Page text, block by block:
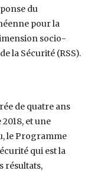
du
pour la
socio-
la Sécurité (RSS).
de quatre ans
et une
le Programme
qui est la
résultats,